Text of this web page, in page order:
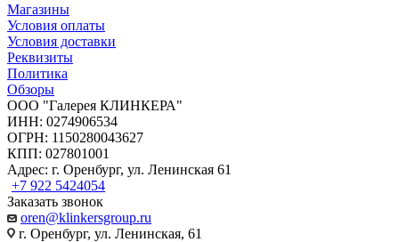
Магазины
Условия оплаты
Условия доставки
Реквизиты
Политика
Обзоры
ООО "Галерея КЛИНКЕРА"
ИНН: 0274906534
ОГРН: 1150280043627
КПП: 027801001
Адрес: г. Оренбург, ул. Ленинская 61
+7 922 5424054
Заказать звонок
oren@klinkersgroup.ru
г. Оренбург, ул. Ленинская, 61